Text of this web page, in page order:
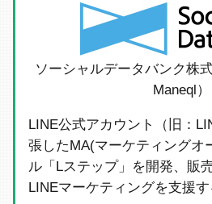
ソーシャルデータバンク株
Maneql）
LINE公式アカウント（旧：
張したMA(マーケティングオ
ル「Lステップ」を開発、販
LINEマーケティングを支援す